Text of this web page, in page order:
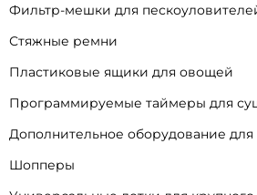
Фильтр-мешки для
Стяжные ремни
Пластиковые ящики для овощей
Программируемые таймеры для
Дополнительное оборудование для
Шопперы